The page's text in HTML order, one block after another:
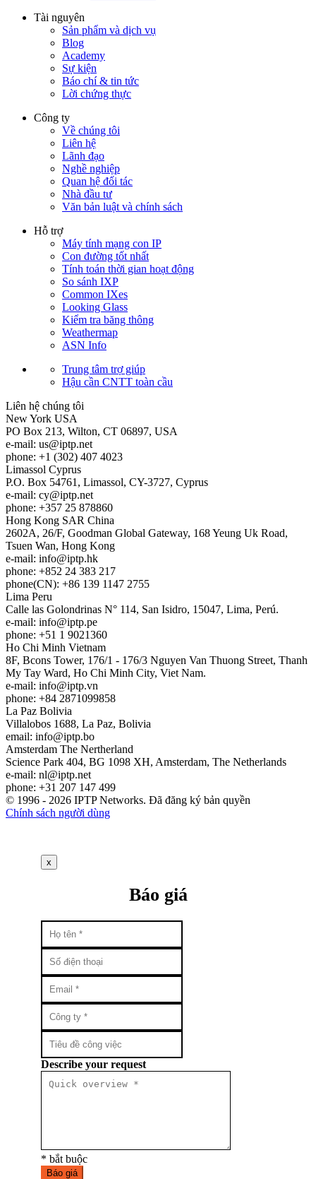
Tài nguyên
Sản phẩm và dịch vụ
Blog
Academy
Sự kiện
Báo chí & tin tức
Lời chứng thực
Công ty
Về chúng tôi
Liên hệ
Lãnh đạo
Nghề nghiệp
Quan hệ đối tác
Nhà đầu tư
Văn bản luật và chính sách
Hỗ trợ
Máy tính mạng con IP
Con đường tốt nhất
Tính toán thời gian hoạt động
So sánh IXP
Common IXes
Looking Glass
Kiểm tra băng thông
Weathermap
ASN Info
Trung tâm trợ giúp
Hậu cần CNTT toàn cầu
Liên hệ chúng tôi
New York USA
PO Box 213, Wilton, CT 06897, USA
e-mail: us
iptp.net
phone: +1 (302) 407 4023
Limassol Cyprus
P.O. Box 54761, Limassol, CY-3727, Cyprus
e-mail: cy
iptp.net
phone: +357 25 878860
Hong Kong SAR China
2602A, 26/F, Goodman Global Gateway, 168 Yeung Uk Road,
Tsuen Wan, Hong Kong
e-mail: info
iptp.hk
phone: +852 24 383 217
phone(CN): +86 139 1147 2755
Lima Peru
Calle las Golondrinas N° 114, San Isidro, 15047, Lima, Perú.
e-mail: info
iptp.pe
phone: +51 1 9021360
Ho Chi Minh Vietnam
8F, Bcons Tower, 176/1 - 176/3 Nguyen Van Thuong Street, Thanh
My Tay Ward, Ho Chi Minh City, Viet Nam.
e-mail: info
iptp.vn
phone: +84 2871099858
La Paz Bolivia
Villalobos 1688, La Paz, Bolivia
email: info
iptp.bo
Amsterdam The Nertherland
Science Park 404, BG 1098 XH, Amsterdam, The Netherlands
e-mail: nl
iptp.net
phone: +31 207 147 499
© 1996 - 2026 IPTP Networks. Đã đăng ký bản quyền
Chính sách người dùng
x
Báo giá
Describe your request
* bắt buộc
Báo giá